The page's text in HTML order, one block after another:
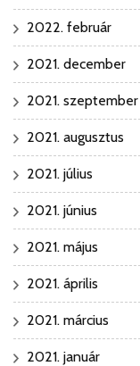
2022. február
2021. december
2021. szeptember
2021. augusztus
2021. július
2021. június
2021. május
2021. április
2021. március
2021. január